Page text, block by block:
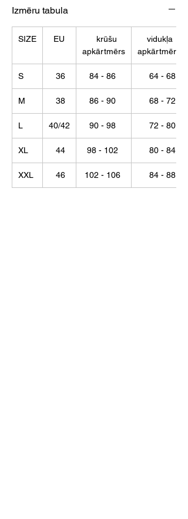
Izmēru tabula
SIZE EU
krūšu
apkārtmērs
vidukļa
apkārtmērs
S 36 84 - 86 64 - 68
M 38 86 - 90 68 - 72
L 40/42 90 - 98 72 - 80
XL 44 98 - 102 80 - 84
XXL 46 102 - 106 84 - 88